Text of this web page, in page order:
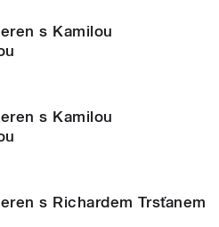
s Kamilou
s Kamilou
s Richardem Trsťanem